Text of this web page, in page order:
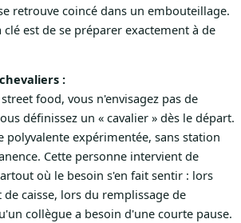
retrouve coincé dans un embouteillage.
clé est de se préparer exactement à de
:
food, vous n'envisagez pas de
définissez un « cavalier » dès le départ.
polyvalente expérimentée, sans station
Cette personne intervient de
où le besoin s'en fait sentir : lors
caisse, lors du remplissage de
collègue a besoin d'une courte pause.